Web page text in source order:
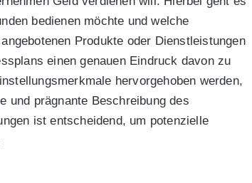
bedienen möchte und welche
Produkte oder Dienstleistungen
einen genauen Eindruck davon zu
hervorgehoben werden,
und prägnante Beschreibung des
ist entscheidend, um potenzielle